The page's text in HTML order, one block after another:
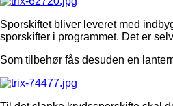
Sporskiftet bliver leveret med
sporskifter i programmet. Det er
Som tilbehør fås desuden en